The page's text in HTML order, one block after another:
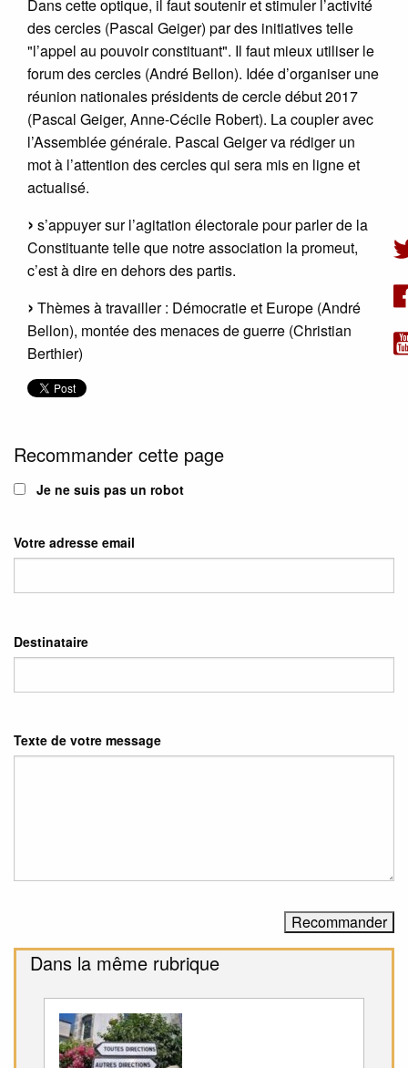
Dans cette optique, il faut soutenir et stimuler l’activité
des cercles (Pascal Geiger) par des initiatives telle
"l’appel au pouvoir constituant". Il faut mieux utiliser le
forum des cercles (André Bellon). Idée d’organiser une
réunion nationales présidents de cercle début 2017
(Pascal Geiger, Anne-Cécile Robert). La coupler avec
l’Assemblée générale. Pascal Geiger va rédiger un
mot à l’attention des cercles qui sera mis en ligne et
actualisé.
s’appuyer sur l’agitation électorale pour parler de la
Constituante telle que notre association la promeut,
c’est à dire en dehors des partis.
Thèmes à travailler : Démocratie et Europe (André
Bellon), montée des menaces de guerre (Christian
Berthier)
Recommander cette page
Je ne suis pas un robot
Votre adresse email
Destinataire
Texte de votre message
Dans la même rubrique